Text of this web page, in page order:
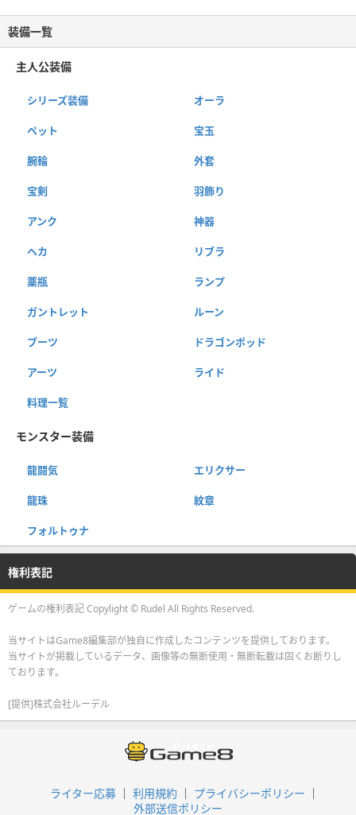
装備一覧
主人公装備
シリーズ装備 オーラ
ペット 宝玉
腕輪 外套
宝剣 羽飾り
アンク 神器
ヘカ リブラ
薬瓶 ランプ
ガントレット ルーン
ブーツ ドラゴンポッド
アーツ ライド
料理一覧
モンスター装備
龍闘気 エリクサー
龍珠 紋章
フォルトゥナ
権利表記
ゲームの権利表記 Copylight © Rudel All Rights Reserved.
当サイトはGame8編集部が独自に作成したコンテンツを提供しております。
当サイトが掲載しているデータ、画像等の無断使用・無断転載は固くお断りし
ております。
[提供]株式会社ルーデル
ライター応募 利用規約
プライバシーポリシー
外部送信ポリシー